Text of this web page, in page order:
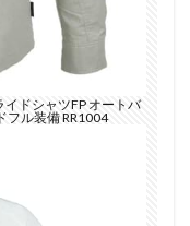
ドシャツFP オートバ
フル装備 RR1004